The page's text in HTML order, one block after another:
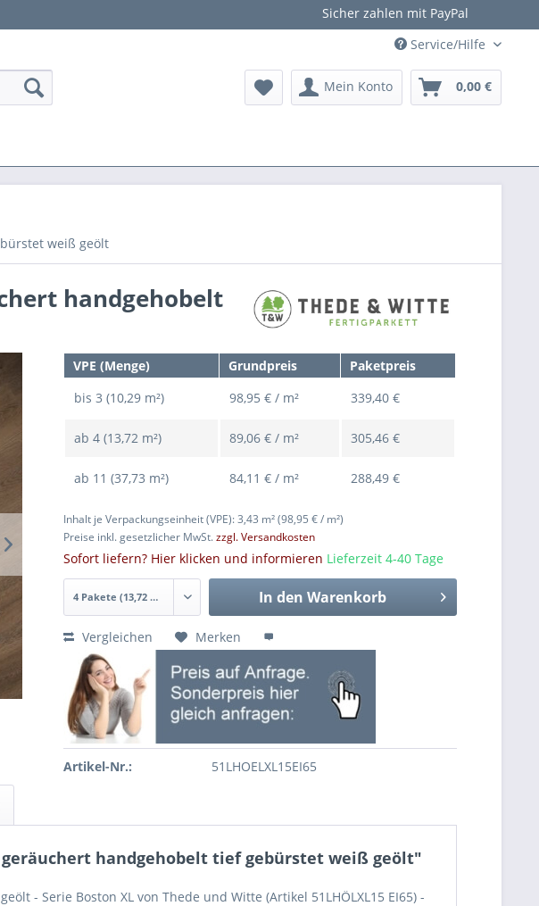
Sicher zahlen mit PayPal
Service/Hilfe
Mein Konto 0,00 €
weiß geölt
handgehobelt
VPE (Menge) Grundpreis
Paketpreis
bis3 (10,29 m²) 98,95 € / m² 339,40 €
ab4 (13,72 m²) 89,06 € / m² 305,46 €
ab 11 (37,73 m²) 84,11 € / m² 288,49 €
Inhalt je Verpackungseinheit (VPE): 3,43 m²(98,95 € / m²)
Preise inkl. gesetzlicher MwSt.zzgl. Versandkosten
Sofort liefern? Hier klicken und informieren Lieferzeit 4-40 Tage
In den Warenkorb
Vergleichen Merken
Artikel-Nr.: 51LHOELXL15EI65
handgehobelt tief gebürstet weiß geölt"
- Serie Boston XL von Thede und Witte (Artikel 51LHÖLXL15 EI65) -